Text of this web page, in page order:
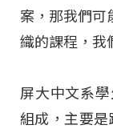
案，那我們可
織的課程，我
屏大中文系
組成，主要是